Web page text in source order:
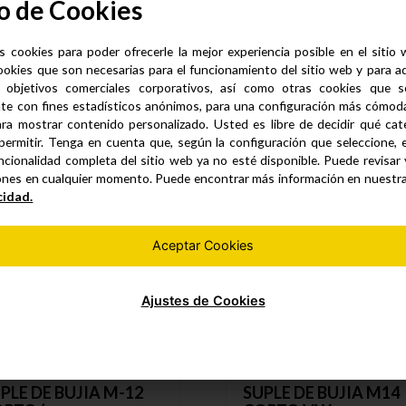
Productos similares
DE BUJIA M-12
SUPLE DE BUJIA M14
de Cookies
cookies para poder ofrecerle la mejor experiencia posible en el sitio
que son necesarias para el funcionamiento del sitio web y para
objetivos comerciales corporativos, así como otras cookies que
con fines estadísticos anónimos, para una configuración más
mostrar contenido personalizado. Usted es libre de decidir qué
Tenga en cuenta que, según la configuración que seleccione,
completa del sitio web ya no esté disponible. Puede revisar
en cualquier momento. Puede encontrar más información en nuestra
Aceptar Cookies
Ajustes de Cookies